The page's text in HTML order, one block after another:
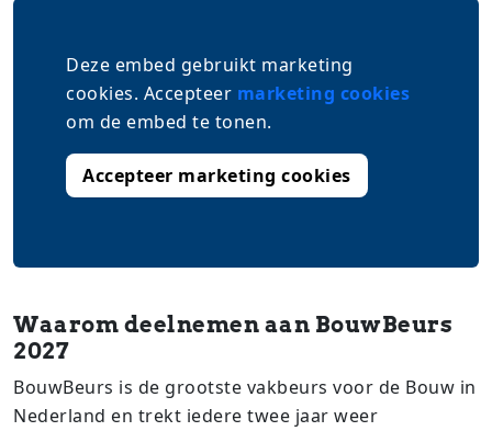
Deze embed gebruikt marketing
cookies. Accepteer marketing cookies
om de embed te tonen.
Accepteer marketing cookies
Waarom deelnemen aan BouwBeurs
2027
BouwBeurs is de grootste vakbeurs voor de Bouw in
Nederland en trekt iedere twee jaar weer